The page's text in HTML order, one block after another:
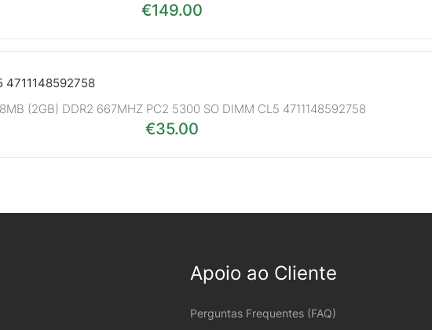
€149.00
(2GB) DDR2 667MHZ PC2 5300 SO DIMM CL5 4711148592758
€35.00
Apoio ao Cliente
Perguntas Frequentes (FAQ)